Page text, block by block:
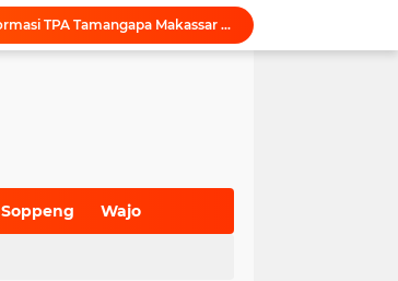
Puji Penataan TPA, Menteri LH: Transformasi TPA Tamangapa Makassar Layak Jadi Contoh Nasional
Dukung Tata Kelola Wilayah Presisi, KKN-T Infrastruktur PU Unhas Gel. 116 Serahkan Peta Batas Dusun Berbasis GIS ke Desa Bonto Matene
Wali Kota Makassar Tegaskan Komitmen Perkuat Toleransi Saat Sambut Peserta Rakernas BAMAGNAS
Soppeng Wajo